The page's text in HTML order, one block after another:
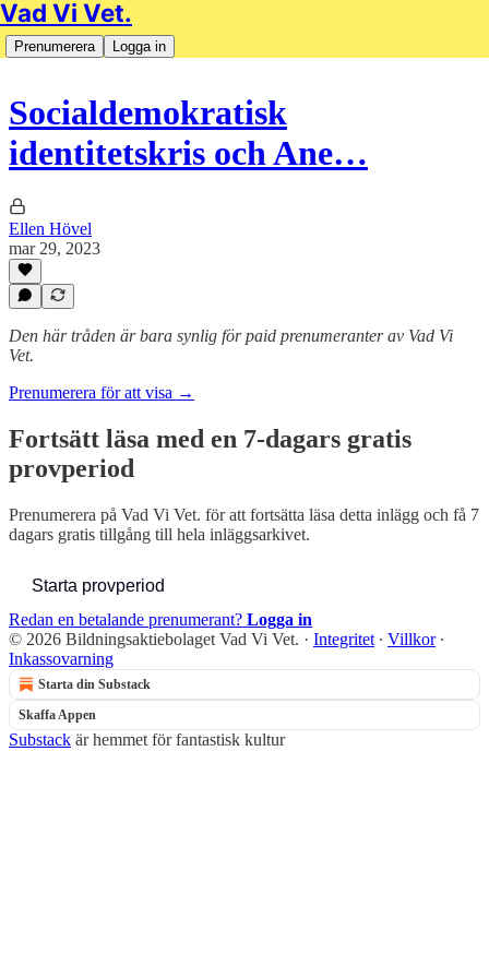
Vad Vi Vet.
Prenumerera Logga in
Socialdemokratisk
identitetskris och Ane…
Ellen Hövel
mar 29, 2023
Den här tråden är bara synlig för paid prenumeranter av Vad Vi
Vet.
Prenumerera för att visa →
Fortsätt läsa med en 7-dagars gratis
provperiod
Prenumerera på Vad Vi Vet. för att fortsätta läsa detta inlägg och få 7
dagars gratis tillgång till hela inläggsarkivet.
Starta provperiod
Redan en betalande prenumerant? Logga in
© 2026 Bildningsaktiebolaget Vad Vi Vet. · Integritet ∙ Villkor∙
Inkassovarning
Starta din Substack
Skaffa Appen
Substack är hemmet för fantastisk kultur